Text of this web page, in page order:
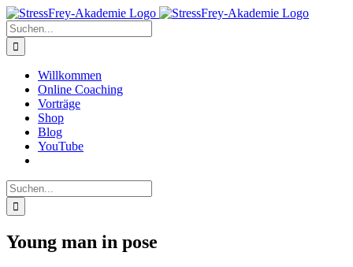
Zum
Inhalt
springen
Suche
nach:
Willkommen
Online Coaching
Vorträge
Shop
Blog
YouTube
Suche
nach:
Young man in pose